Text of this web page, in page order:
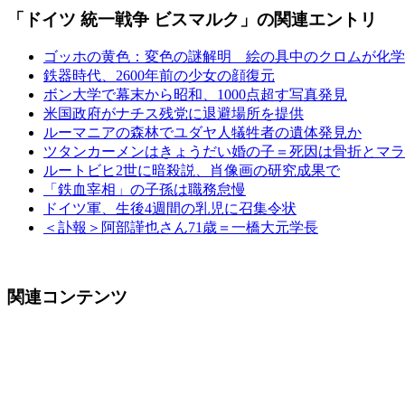
「ドイツ 統一戦争 ビスマルク」の関連エントリ
ゴッホの黄色：変色の謎解明 絵の具中のクロムが化
鉄器時代、2600年前の少女の顔復元
ボン大学で幕末から昭和、1000点超す写真発見
米国政府がナチス残党に退避場所を提供
ルーマニアの森林でユダヤ人犠牲者の遺体発見か
ツタンカーメンはきょうだい婚の子＝死因は骨折とマ
ルートビヒ2世に暗殺説、肖像画の研究成果で
「鉄血宰相」の子孫は職務怠慢
ドイツ軍、生後4週間の乳児に召集令状
＜訃報＞阿部謹也さん71歳＝一橋大元学長
関連コンテンツ